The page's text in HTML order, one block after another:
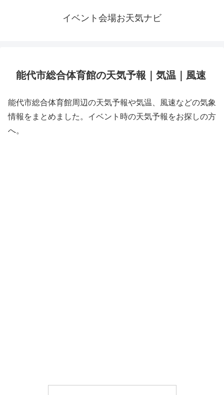
イベント会場お天気ナビ
能代市総合体育館の天気予報｜気温｜風速
能代市総合体育館周辺の天気予報や気温、風速などの気象
情報をまとめました。イベント時の天気予報をお探しの方
へ。